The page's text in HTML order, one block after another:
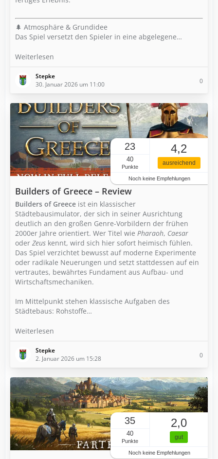
🌲 Atmosphäre & Grundidee
Das Spiel versetzt den Spieler in eine abgelegene…
Weiterlesen
Stepke
30. Januar 2026 um 11:00
0
23
40
Punkte
4,2
ausreichend
Noch keine Empfehlungen
Builders of Greece – Review
Builders of Greece ist ein klassischer
Städtebausimulator, der sich in seiner Ausrichtung
deutlich an den großen Genre-Vorbildern der frühen
2000er Jahre orientiert. Wer Titel wie Pharaoh, Caesar
oder Zeus kennt, wird sich hier sofort heimisch fühlen.
Das Spiel verzichtet bewusst auf moderne Experimente
oder radikale Neuerungen und setzt stattdessen auf ein
vertrautes, bewährtes Fundament aus Aufbau- und
Wirtschaftsmechaniken.
Im Mittelpunkt stehen klassische Aufgaben des
Städtebaus: Rohstoffe…
Weiterlesen
Stepke
2. Januar 2026 um 15:28
0
35
40
Punkte
2,0
gut
Noch keine Empfehlungen